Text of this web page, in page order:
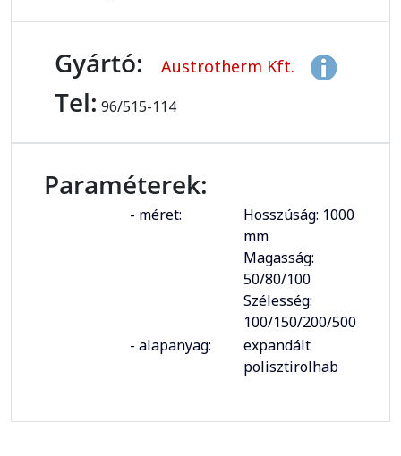
Gyártó: Austrotherm Kft.
Tel: 96/515-114
Paraméterek:
- méret:
Hosszúság: 1000
mm
Magasság:
50/80/100
Szélesség:
100/150/200/500
- alapanyag:
expandált
polisztirolhab